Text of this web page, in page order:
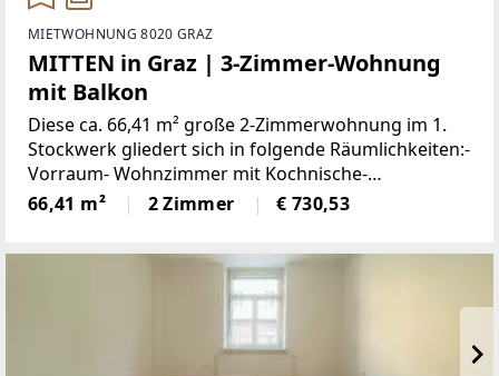
MIETWOHNUNG 8020 GRAZ
MITTEN in Graz | 3-Zimmer-Wohnung
mit Balkon
Diese ca. 66,41 m² große 2-Zimmerwohnung im 1.
Stockwerk gliedert sich in folgende Räumlichkeiten:-
Vorraum- Wohnzimmer mit Kochnische-
Schlafzimmer- Badezimmer mit Dusche und WC-
BalkonDiese Wohnung ist mit einer Küchenzeile
66,41 m² 2 Zimmer € 730,53